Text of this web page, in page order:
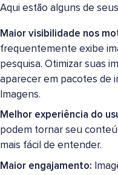
Aqui estão alguns de
Maior visibilidade nos
frequentemente exibe
pesquisa. Otimizar suas
aparecer em pacotes de
Imagens.
Melhor experiência do
podem tornar seu
mais fácil de entender.
Maior engajamento: